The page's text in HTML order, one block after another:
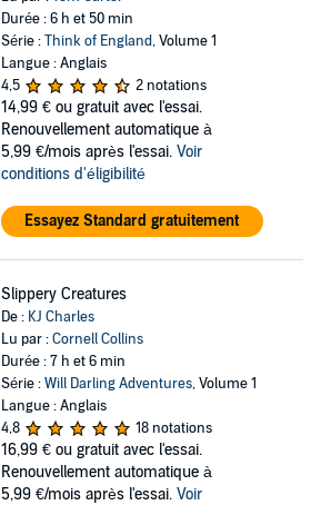
Durée : 6 h et 50 min
Série :Think of England, Volume 1
Langue : Anglais
4,5
2 notations
14,99 € ou gratuit avec l'essai.
Renouvellement automatique à
5,99 €/mois après l'essai. Voir
conditions d'éligibilité
Essayez Standard gratuitement
Slippery Creatures
De : KJ Charles
Lu par :Cornell Collins
Durée : 7 h et 6 min
Série :Will Darling Adventures, Volume 1
Langue : Anglais
4,8
18 notations
16,99 € ou gratuit avec l'essai.
Renouvellement automatique à
5,99 €/mois après l'essai. Voir